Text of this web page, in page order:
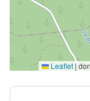
Leaflet |